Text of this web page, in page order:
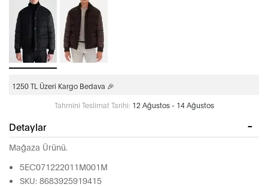
1250 TL Üzeri Kargo Bedava 🎉
Tahmini Teslimat Tarihi: 12 Ağustos - 14 Ağustos
Detaylar
Mağaza Ürünü.
5EC071222011M001M
SKU: 8683925919415